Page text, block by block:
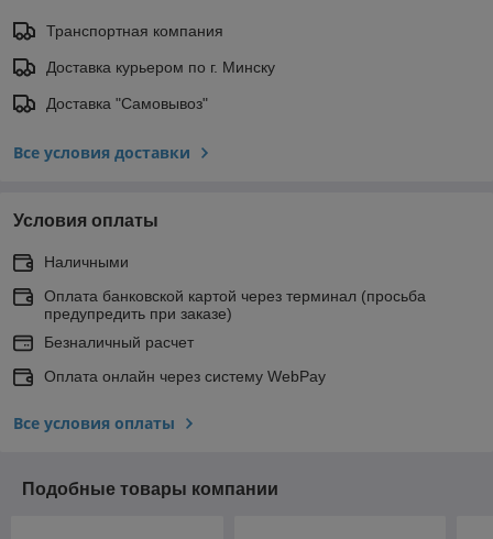
Транспортная компания
Доставка курьером по г. Минску
Доставка "Самовывоз"
Все условия доставки
Условия оплаты
Наличными
Оплата банковской картой через терминал (просьба
предупредить при заказе)
Безналичный расчет
Оплата онлайн через систему WebPay
Все условия оплаты
Подобные товары компании